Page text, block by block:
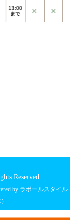
Reserved.
by ラポールスタイル